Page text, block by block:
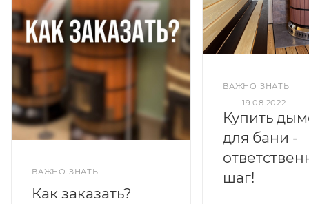
ВАЖНО ЗНАТЬ
Как заказать?
ВАЖНО ЗНАТЬ
— 19.08.2022
Купить
для бани -
шаг!